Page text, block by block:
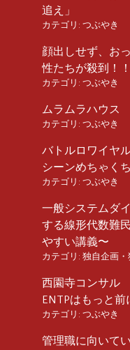
追え」
カテゴリ: つぶやき
顔出しせず、お
性たちが殺到！！
カテゴリ: つぶやき
ムラムラハウス
カテゴリ: つぶやき
バトルロワイヤ
シーンめちゃく
カテゴリ: つぶやき
一般システムダ
する線形代数難
やすい講義〜
カテゴリ: 独自企画・
西園寺コンサル
ENTPはもっと前
カテゴリ: つぶやき
管理職に向いて